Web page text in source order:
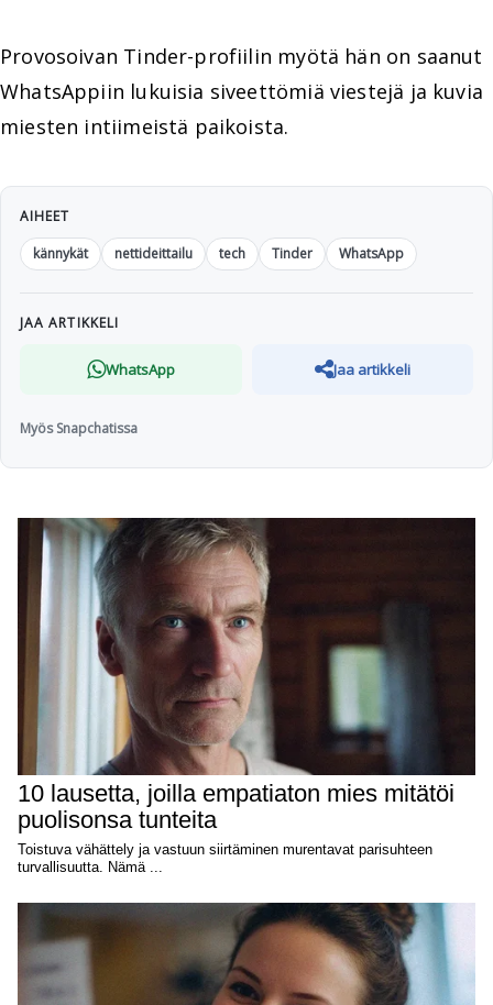
Provosoivan Tinder-profiilin myötä hän on saanut
WhatsAppiin lukuisia siveettömiä viestejä ja kuvia
miesten intiimeistä paikoista.
AIHEET
kännykät
nettideittailu tech Tinder WhatsApp
JAA ARTIKKELI
WhatsApp Jaa artikkeli
Myös Snapchatissa